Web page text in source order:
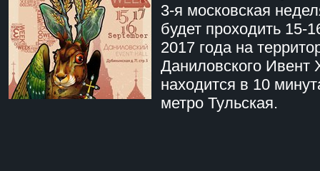
3-я московская
будет проходить 15-
2017 года на
Даниловского Ивент
находится в 10
метро Тульская.